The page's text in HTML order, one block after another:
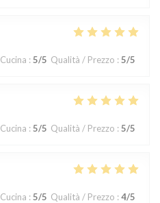
Cucina : 5/5 Qualità / Prezzo : 5/5
Cucina : 5/5 Qualità / Prezzo : 5/5
Cucina : 5/5 Qualità / Prezzo : 4/5